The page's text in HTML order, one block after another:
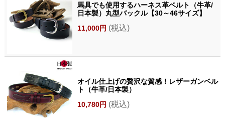
馬具でも使用するハーネス革ベルト（牛革/
日本製）丸型バックル【30～46サイズ】
11,000円 (税込)
オイル仕上げの贅沢な質感！レザーガンベル
ト（牛革/日本製）
10,780円 (税込)